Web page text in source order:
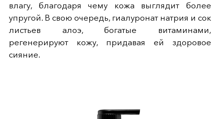
влагу, благодаря чему кожа выглядит более
упругой. В свою очередь, гиалуронат натрия и сок
листьев алоэ, богатые витаминами,
регенерируют кожу, придавая ей здоровое
сияние.